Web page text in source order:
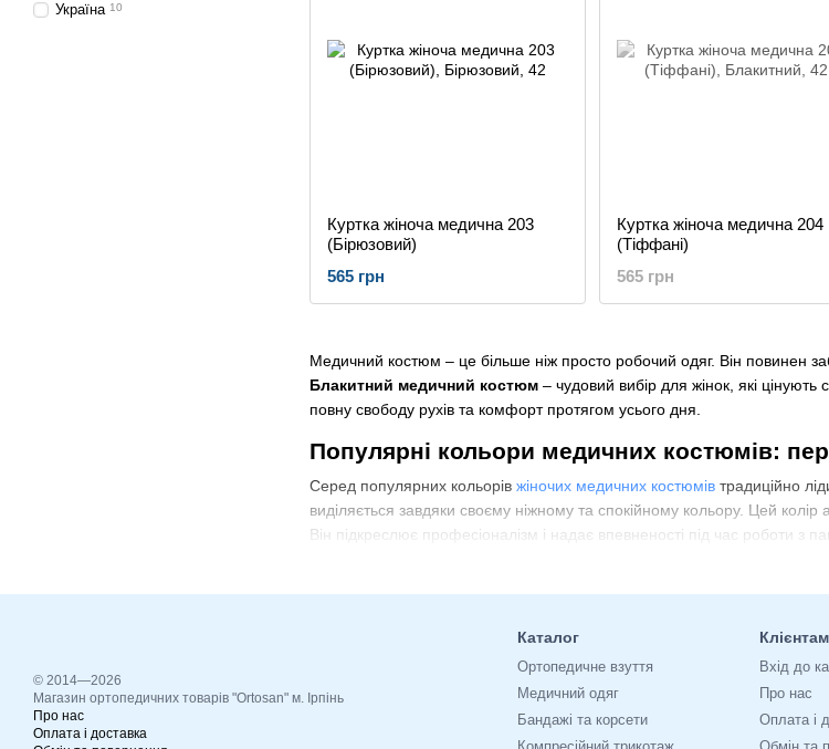
Медичний костюм – це більше ніж просто робочий одяг. Він повинен
Блакитний медичний костюм – чудовий вибір для жінок, які
повну свободу рухів та комфорт протягом усього дня.
Популярні кольори медичних костюмів:
Серед популярних кольорів жіночих медичних костюмів традиційно
виділяється завдяки своєму ніжному та спокійному кольору. Цей колір
Він підкреслює професіоналізм і надає впевненості під час роботи з
. Але з часом дизайнери та виробники зрозуміли важливість
рожеві
кольора
Уніформа для різних категорій медичних
Куртка жіноча медична 203
(Бірюзовий)
565 грн
Куртка жіноча медична 204
(Тіффані)
565 грн
Україна 10
© 2014—2026
Магазин ортопедичних товарів "Ortosan" м. Ірпінь
Про нас
Оплата і доставка
Каталог
Ортопедичне взуття
Медичний одяг
Бандажі та корсети
Клієнтам
Вхід до
Про нас
Оплата і